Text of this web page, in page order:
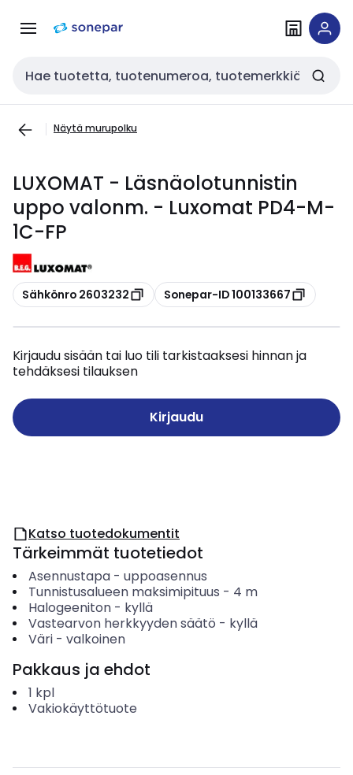
navigointiinsisältöön
Haku
Näytä murupolku
LUXOMAT - Läsnäolotunnistin
uppo valonm. - Luxomat PD4-M-
1C-FP
Kopioi
Sähkönro 2603232 Kopioi
Sonepar-ID 100133667
Kirjaudu sisään tai luo tili tarkistaaksesi hinnan ja
tehdäksesi tilauksen
Kirjaudu
Katso tuotedokumentit
Tärkeimmät tuotetiedot
Asennustapa- uppoasennus
Tunnistusalueen maksimipituus - 4 m
Halogeeniton- kyllä
Vastearvon herkkyyden säätö - kyllä
Väri- valkoinen
Pakkaus ja ehdot
1 kpl
Vakiokäyttötuote